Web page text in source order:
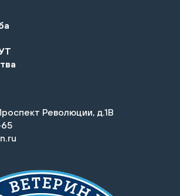
Революции, д.1В